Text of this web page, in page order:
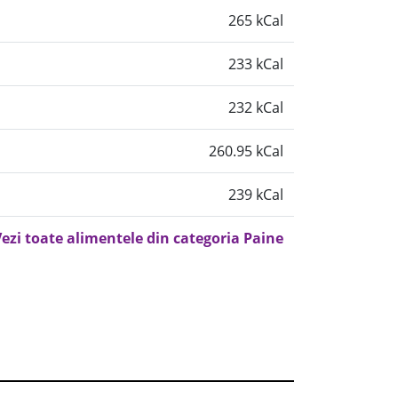
265 kCal
233 kCal
232 kCal
260.95 kCal
239 kCal
toate alimentele din categoria Paine